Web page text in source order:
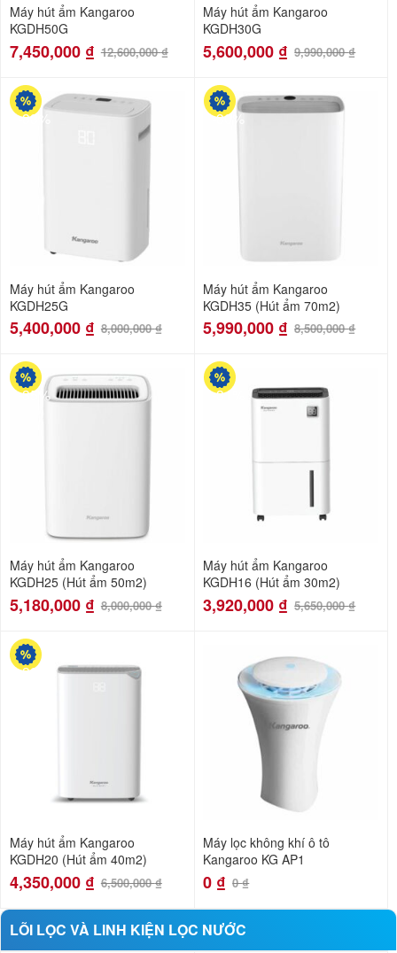
Máy hút ẩm Kangaroo
KGDH50G
7,450,000 ₫ 12,600,000₫
Máy hút ẩm Kangaroo
KGDH30G
5,600,000 ₫ 9,990,000₫
-33%
Máy hút ẩm Kangaroo
KGDH25G
5,400,000 ₫ 8,000,000₫
-30%
Máy hút ẩm Kangaroo
KGDH35 (Hút ẩm 70m2)
5,990,000 ₫ 8,500,000₫
-35%
Máy hút ẩm Kangaroo
KGDH25 (Hút ẩm 50m2)
5,180,000 ₫ 8,000,000₫
-31%
Máy hút ẩm Kangaroo
KGDH16 (Hút ẩm 30m2)
3,920,000 ₫ 5,650,000₫
-33%
Máy hút ẩm Kangaroo
KGDH20 (Hút ẩm 40m2)
4,350,000 ₫ 6,500,000₫
Máy lọc không khí ô tô
Kangaroo KG AP1
0 ₫ 0₫
LÕI LỌC VÀ LINH KIỆN LỌC NƯỚC